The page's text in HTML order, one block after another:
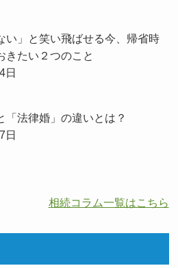
い」と笑い飛ばせる今、帰省時
きたい２つのこと
日
「法律婚」の違いとは？
日
相続コラム一覧はこちら